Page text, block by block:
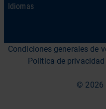
Idiomas
Condiciones generales de
Política de privacidad
© 2026